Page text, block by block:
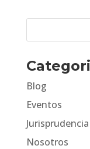
Blog
Eventos
Jurisprudencia
Nosotros